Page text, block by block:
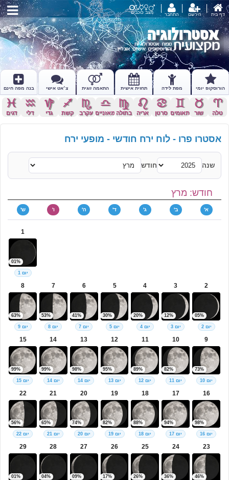
דף בית הירשם התחבר מצב כוכבים
הורוסקופ יומי מפת לידה תחזית אישית התאמה זוגית צ׳אט אישי בנה מפה חינם
a
טלה
s
שור
d
תאומים
f
סרטן
g
אריה
h
בתולה
j
מאזניים
k
עקרב
l
קשת
z
גדי
x
דלי
c
דגים
אסטרו פרו - לוח ירח חודשי - מופעי ירח
שנה חודש
חודש: מרץ
א' ב' ג' ד' ה' ו' ש'
1
01%
יום 1
2
05%
יום 2
3
12%
יום 3
4
20%
יום 4
5
30%
יום 5
6
41%
יום 7
7
53%
יום 8
8
63%
יום 9
9
73%
יום 10
10
82%
יום 11
11
89%
יום 12
12
95%
יום 13
13
98%
יום 14
14
99%
יום 14
15
99%
יום 15
16
98%
יום 16
17
94%
יום 17
18
88%
יום 18
19
82%
יום 19
20
74%
יום 20
21
65%
יום 21
22
56%
יום 22
23
46%
24
36%
25
26%
26
17%
27
09%
28
04%
29
01%